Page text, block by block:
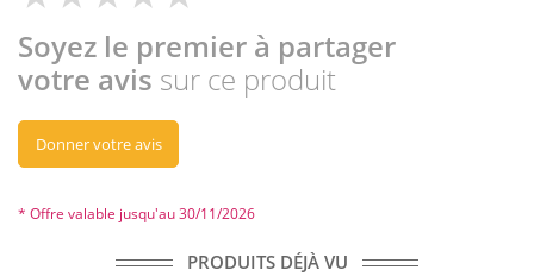
Soyez le premier à partager
votre avis sur ce produit
Donner votre avis
* Offre valable jusqu'au 30/11/2026
PRODUITS DÉJÀ VU